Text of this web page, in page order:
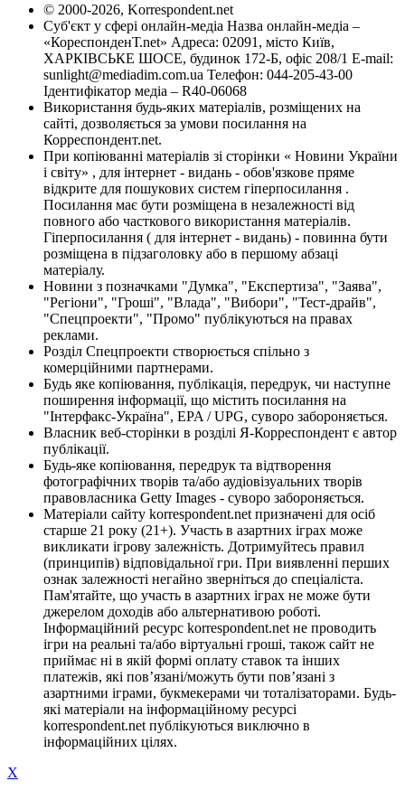
© 2000-2026, Korrespondent.net
Суб'єкт у сфері онлайн-медіа Назва онлайн-медіа –
«КореспонденТ.net» Адреса: 02091, місто Київ,
ХАРКІВСЬКЕ ШОСЕ, будинок 172-Б, офіс 208/1 E-mail:
sunlight@mediadim.com.ua Телефон: 044-205-43-00
Ідентифікатор медіа – R40-06068
Використання будь-яких матеріалів, розміщених на
сайті, дозволяється за умови посилання на
Корреспондент.net.
При копіюванні матеріалів зі сторінки « Новини України
і світу» , для інтернет - видань - обов'язкове пряме
відкрите для пошукових систем гіперпосилання .
Посилання має бути розміщена в незалежності від
повного або часткового використання матеріалів.
Гіперпосилання ( для інтернет - видань) - повинна бути
розміщена в підзаголовку або в першому абзаці
матеріалу.
Новини з позначками "Думка", "Експертиза", "Заява",
"Регіони", "Гроші", "Влада", "Вибори", "Тест-драйв",
"Спецпроекти", "Промо" публікуються на правах
реклами.
Розділ Спецпроекти створюється спільно з
комерційними партнерами.
Будь яке копіювання, публікація, передрук, чи наступне
поширення інформації, що містить посилання на
"Інтерфакс-Україна", EPA / UPG, суворо забороняється.
Власник веб-сторінки в розділі Я-Корреспондент є автор
публікації.
Будь-яке копіювання, передрук та відтворення
фотографічних творів та/або аудіовізуальних творів
правовласника Getty Images - суворо забороняється.
Матеріали сайту korrespondent.net призначені для осіб
старше 21 року (21+). Участь в азартних іграх може
викликати ігрову залежність. Дотримуйтесь правил
(принципів) відповідальної гри. При виявленні перших
ознак залежності негайно зверніться до спеціаліста.
Пам'ятайте, що участь в азартних іграх не може бути
джерелом доходів або альтернативою роботі.
Інформаційний ресурс korrespondent.net не проводить
ігри на реальні та/або віртуальні гроші, також сайт не
приймає ні в якій формі оплату ставок та інших
платежів, які пов’язані/можуть бути пов’язані з
азартними іграми, букмекерами чи тоталізаторами. Будь-
які матеріали на інформаційному ресурсі
korrespondent.net публікуються виключно в
інформаційних цілях.
X